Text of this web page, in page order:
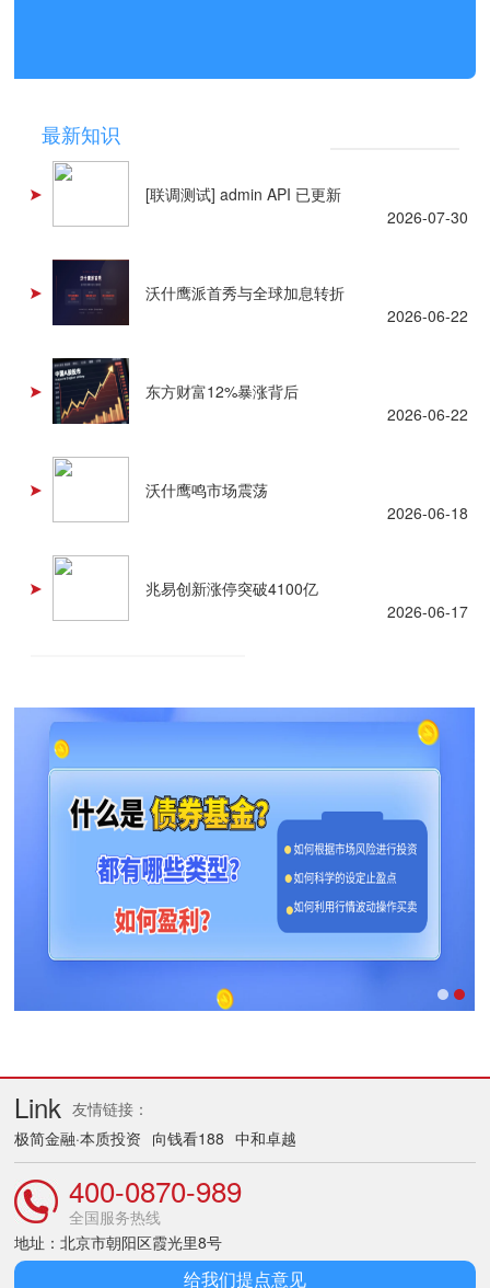
最新知识
[联调测试] admin API 已更新
2026-07-30
沃什鹰派首秀与全球加息转折
2026-06-22
东方财富12%暴涨背后
2026-06-22
沃什鹰鸣市场震荡
2026-06-18
兆易创新涨停突破4100亿
2026-06-17
Link 友情链接：
极简金融·本质投资 向钱看188 中和卓越
400-0870-989
全国服务热线
地址：北京市朝阳区霞光里8号
给我们提点意见